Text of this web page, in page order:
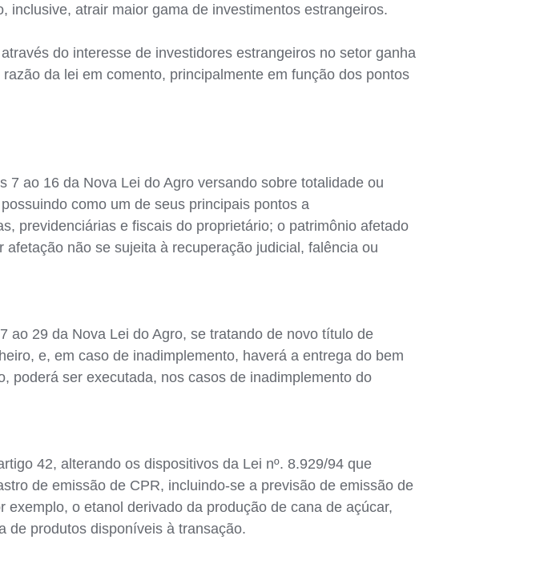
atrair maior gama de investimentos estrangeiros.
do interesse de investidores estrangeiros no setor ganha
da lei em comento, principalmente em função dos pontos
ao 16 da Nova Lei do Agro versando sobre totalidade ou
como um de seus principais pontos a
previdenciárias e fiscais do proprietário; o patrimônio afetado
não se sujeita à recuperação judicial, falência ou
ao 29 da Nova Lei do Agro, se tratando de novo título de
e, em caso de inadimplemento, haverá a entrega do bem
poderá ser executada, nos casos de inadimplemento do
42, alterando os dispositivos da Lei nº. 8.929/94 que
de emissão de CPR, incluindo-se a previsão de emissão de
o etanol derivado da produção de cana de açúcar,
de produtos disponíveis à transação.